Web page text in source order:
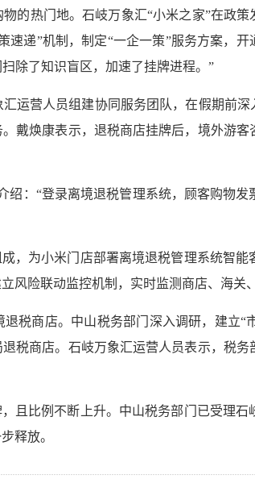
的热门地。石岐万象汇“小米之家”在政
递”机制，制定“一企一策”服务方案，开
除了知识盲区，加速了挂牌进程。”
运营人员组建协同服务团队，在假期前
戴焕康表示，退税商店挂牌后，境外游
绍：“登录离境退税管理系统，顾客购物
，为小米门店部署离境退税管理系统智
风险联动监控机制，实时监测商店、海关
税商店。中山税务部门深入调研，建立
税商店。石岐万象汇运营人员表示，税务
且比例不断上升。中山税务部门已受理
释放。